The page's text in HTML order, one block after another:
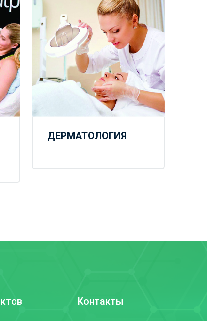
ДЕРМАТОЛОГИЯ
Контакты